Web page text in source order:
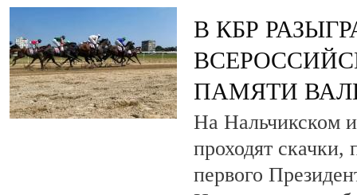
В КБР
ПАМЯТИ
На Нальчикском
проходят
первого